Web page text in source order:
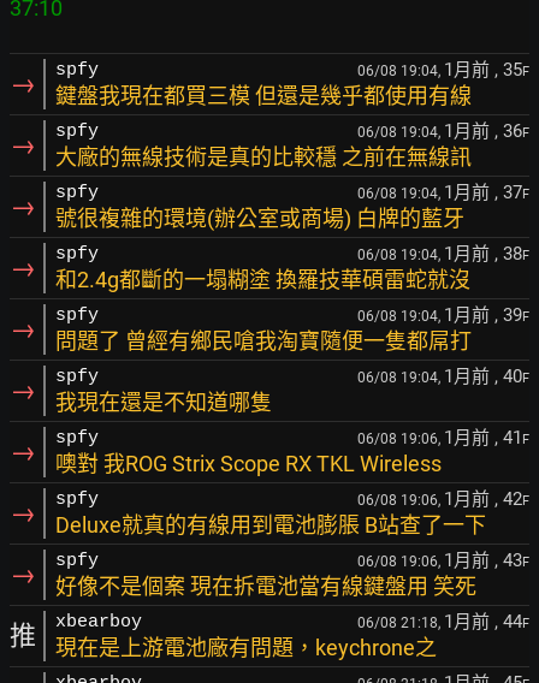
→ spfy 06/08 19:04, 1月前 , 35F
鍵盤我現在都買三模 但還是幾乎都使用有線
→ spfy 06/08 19:04, 1月前 , 36F
大廠的無線技術是真的比較穩 之前在無線訊
→ spfy 06/08 19:04, 1月前 , 37F
號很複雜的環境(辦公室或商場) 白牌的藍牙
→ spfy 06/08 19:04, 1月前 , 38F
和2.4g都斷的一塌糊塗 換羅技華碩雷蛇就沒
→ spfy 06/08 19:04, 1月前 , 39F
問題了 曾經有鄉民嗆我淘寶隨便一隻都屌打
→ spfy 06/08 19:04, 1月前 , 40F
我現在還是不知道哪隻
→ spfy 06/08 19:06, 1月前 , 41 F
噢對 我ROG Strix Scope RX TKL Wireless
→ spfy 06/08 19:06, 1月前 , 42F
Deluxe就真的有線用到電池膨脹 B站查了一下
→ spfy 06/08 19:06, 1月前 , 43F
好像不是個案 現在拆電池當有線鍵盤用 笑死
推 xbearboy 06/08 21:18, 1月前 , 44F
現在是上游電池廠有問題，keychrone之